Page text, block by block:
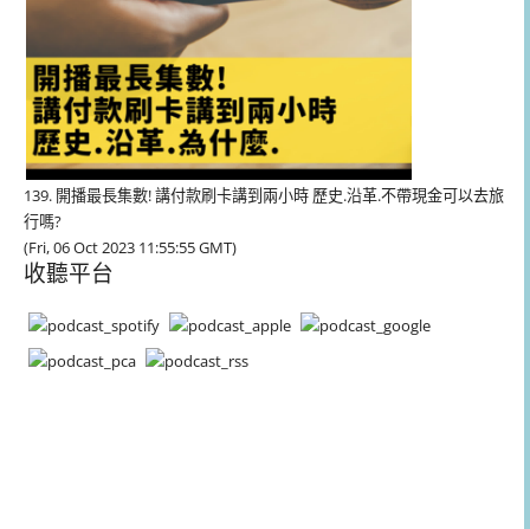
139. 開播最長集數! 講付款刷卡講到兩小時 歷史.沿革.不帶現金可以去旅
行嗎?
(Fri, 06 Oct 2023 11:55:55 GMT)
收聽平台